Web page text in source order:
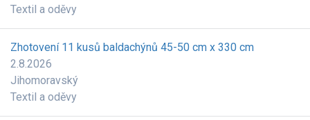
Textil a oděvy
Zhotovení 11 kusů baldachýnů 45-50 cm x 330 cm
2.8.2026
Jihomoravský
Textil a oděvy